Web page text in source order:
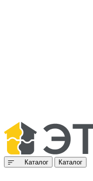
Каталог Каталог